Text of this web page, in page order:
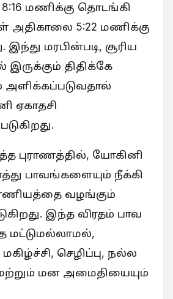
மணிக்கு தொடங்கி
அதிகாலை 5:22 மணிக்கு
இந்து மரபின்படி, சூரிய
இருக்கும் திதிக்கே
அளிக்கப்படுவதால்
ஏகாதசி
புராணத்தில், யோகினி
பாவங்களையும் நீக்கி
வழங்கும்
இந்த விரதம் பாவ
செழிப்பு, நல்ல
மன அமைதியையும்